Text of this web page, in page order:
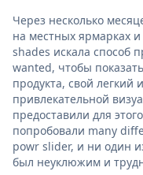
Через несколько
на местных ярмарках
shades искала способ
wanted, чтобы
продукта, свой
привлекательной
предоставили для
попробовали many
powr slider, и ни один
был неуклюжим и